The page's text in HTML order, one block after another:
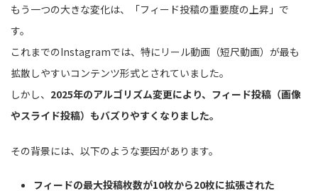
もう一つの大きな変化は、「フィード投稿の重要度の上昇」で
す。
これまでのInstagramでは、特にリール動画（短尺動画）が最も
拡散しやすいコンテンツ形式とされていました。
しかし、 2025年のアルゴリズム変更により、フィード投稿（画像
やスライド投稿）もバズりやすくなりました。
その背景には、以下のような要因があります。
フィードの最大投稿枚数が10枚から20枚に拡張された